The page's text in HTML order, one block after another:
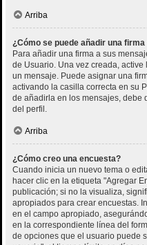
Arriba
¿Cómo se puede añadir una
Para añadir una firma a sus
de Usuario. Una vez creada,
un mensaje. Puede asignar una
activando la casilla correcta en su
de añadirla en los mensajes, debe
del perfil.
Arriba
¿Cómo creo una encuesta?
Cuando inicia un nuevo tema o
hacer clic en la etiqueta "Agregar
publicación; si no la visualiza,
apropiados para crear encuestas.
en el campo apropiado,
en la correspondiente línea del
de opciones que el usuario puede